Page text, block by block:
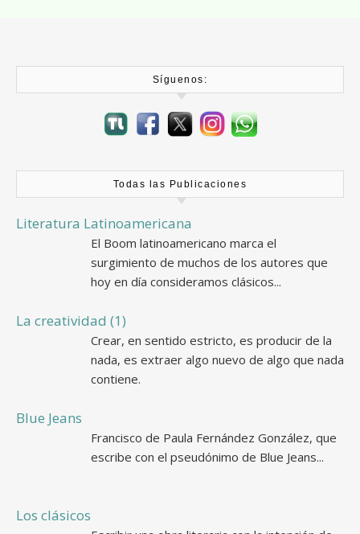
Síguenos:
Todas las Publicaciones
Literatura Latinoamericana
El Boom latinoamericano marca el
surgimiento de muchos de los autores que
hoy en día consideramos clásicos...
La creatividad (1)
Crear, en sentido estricto, es producir de la
nada, es extraer algo nuevo de algo que nada
contiene.
Blue Jeans
Francisco de Paula Fernández González, que
escribe con el pseudónimo de Blue Jeans...
Los clásicos